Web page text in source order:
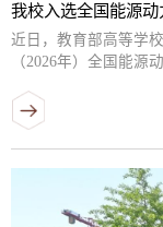
我校入选全国能源动
近日，教育部高等学
（2026年）全国能源
工程专业2件毕业论文
分别为李舟航教授指
流圆管内超临界流体
能源创新班唐一鸣同
Hg2+机理研究》。